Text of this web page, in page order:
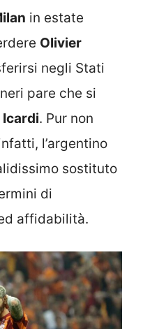
in estate
Olivier
negli Stati
pare che si
. Pur non
l’argentino
sostituto
di
affidabilità.